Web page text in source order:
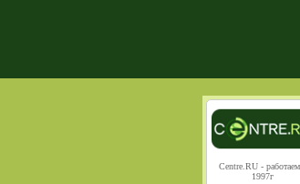
Centre.RU -
1997г